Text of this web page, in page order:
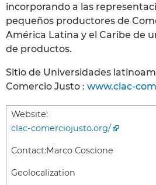
incorporando a las
pequeños productores de
América Latina y el Caribe de
de productos.
Sitio de Universidades
Comercio Justo : www.clac-
Website:
clac-comerciojusto.org/
Contact:Marco Coscione
Geolocalization